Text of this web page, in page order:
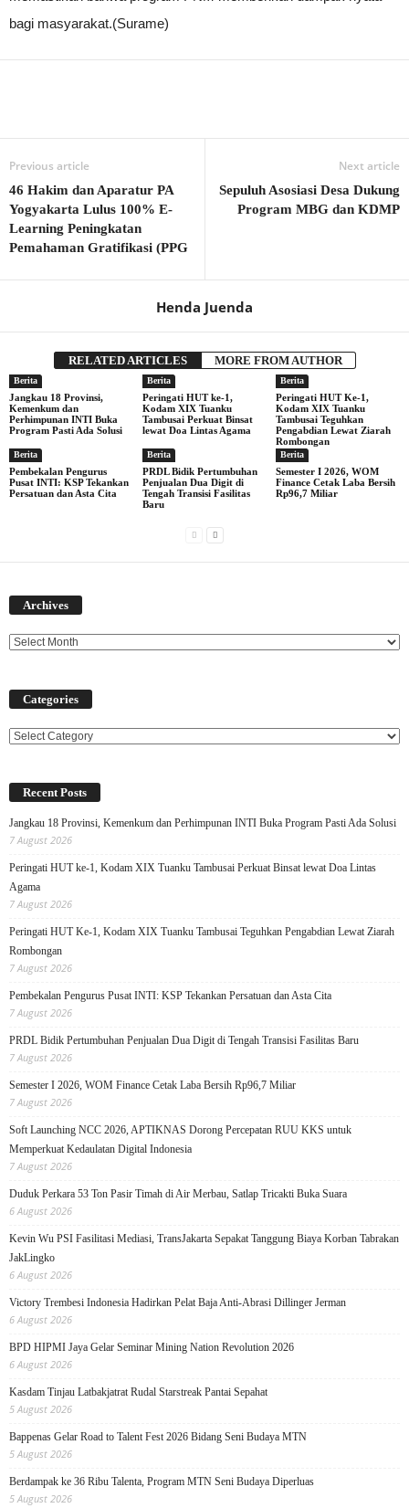
bagi masyarakat.(Surame)
Previous article
46 Hakim dan Aparatur PA
Yogyakarta Lulus 100% E-
Learning Peningkatan
Pemahaman Gratifikasi (PPG
Next article
Sepuluh Asosiasi Desa Dukung
Program MBG dan KDMP
Henda Juenda
RELATED ARTICLES MORE FROM AUTHOR
Berita
Jangkau 18 Provinsi,
Kemenkum dan
Perhimpunan INTI Buka
Program Pasti Ada Solusi
Berita
Peringati HUT ke-1,
Kodam XIX Tuanku
Tambusai Perkuat Binsat
lewat Doa Lintas Agama
Berita
Peringati HUT Ke-1,
Kodam XIX Tuanku
Tambusai Teguhkan
Pengabdian Lewat Ziarah
Rombongan
Berita
Pembekalan Pengurus
Pusat INTI: KSP Tekankan
Persatuan dan Asta Cita
Berita
PRDL Bidik Pertumbuhan
Penjualan Dua Digit di
Tengah Transisi Fasilitas
Baru
Berita
Semester I 2026, WOM
Finance Cetak Laba Bersih
Rp96,7 Miliar
Archives
Categories
Categories
Recent Posts
Jangkau 18 Provinsi, Kemenkum dan Perhimpunan INTI Buka Program Pasti Ada Solusi
7 August 2026
Peringati HUT ke-1, Kodam XIX Tuanku Tambusai Perkuat Binsat lewat Doa Lintas
Agama
7 August 2026
Peringati HUT Ke-1, Kodam XIX Tuanku Tambusai Teguhkan Pengabdian Lewat Ziarah
Rombongan
7 August 2026
Pembekalan Pengurus Pusat INTI: KSP Tekankan Persatuan dan Asta Cita
7 August 2026
PRDL Bidik Pertumbuhan Penjualan Dua Digit di Tengah Transisi Fasilitas Baru
7 August 2026
Semester I 2026, WOM Finance Cetak Laba Bersih Rp96,7 Miliar
7 August 2026
Soft Launching NCC 2026, APTIKNAS Dorong Percepatan RUU KKS untuk
Memperkuat Kedaulatan Digital Indonesia
7 August 2026
Duduk Perkara 53 Ton Pasir Timah di Air Merbau, Satlap Tricakti Buka Suara
6 August 2026
Kevin Wu PSI Fasilitasi Mediasi, TransJakarta Sepakat Tanggung Biaya Korban Tabrakan
JakLingko
6 August 2026
Victory Trembesi Indonesia Hadirkan Pelat Baja Anti-Abrasi Dillinger Jerman
6 August 2026
BPD HIPMI Jaya Gelar Seminar Mining Nation Revolution 2026
6 August 2026
Kasdam Tinjau Latbakjatrat Rudal Starstreak Pantai Sepahat
5 August 2026
Bappenas Gelar Road to Talent Fest 2026 Bidang Seni Budaya MTN
5 August 2026
Berdampak ke 36 Ribu Talenta, Program MTN Seni Budaya Diperluas
5 August 2026